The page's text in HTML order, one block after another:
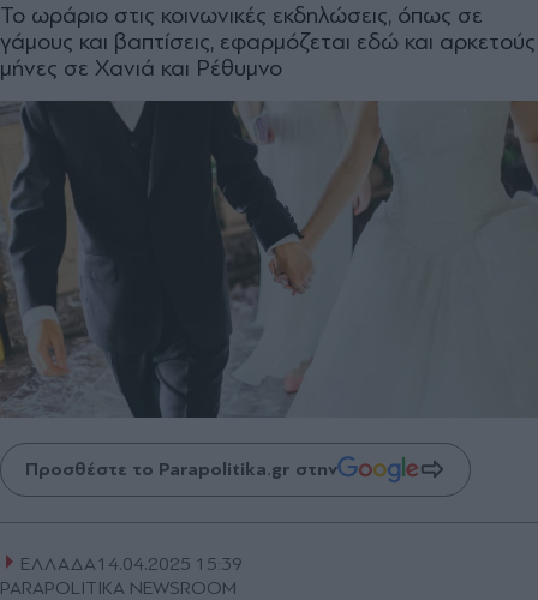
Το ωράριο στις κοινωνικές εκδηλώσεις, όπως σε
γάμους και βαπτίσεις, εφαρμόζεται εδώ και αρκετούς
μήνες σε Χανιά και Ρέθυμνο
Προσθέστε το Parapolitika.gr στην
ΕΛΛΑΔΑ14.04.2025 15:39
PARAPOLITIKA NEWSROOM